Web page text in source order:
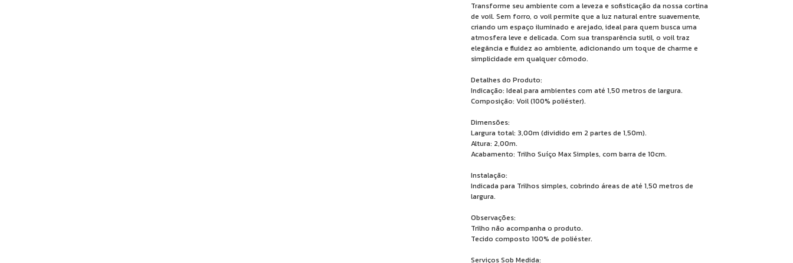
Transforme seu ambiente com a leveza e sofisticação da nossa cortina
de voil. Sem forro, o voil permite que a luz natural entre suavemente,
criando um espaço iluminado e arejado, ideal para quem busca uma
atmosfera leve e delicada. Com sua transparência sutil, o voil traz
elegância e fluidez ao ambiente, adicionando um toque de charme e
simplicidade em qualquer cômodo.
Detalhes do Produto:
Indicação: Ideal para ambientes com até 1,50 metros de largura.
Composição: Voil (100% poliéster).
Dimensões:
Largura total: 3,00m (dividido em 2 partes de 1,50m).
Altura: 2,00m.
Acabamento: Trilho Suíço Max Simples, com barra de 10cm.
Instalação:
Indicada para Trilhos simples, cobrindo áreas de até 1,50 metros de
largura.
Observações:
Trilho não acompanha o produto.
Tecido composto 100% de poliéster.
Serviços Sob Medida: